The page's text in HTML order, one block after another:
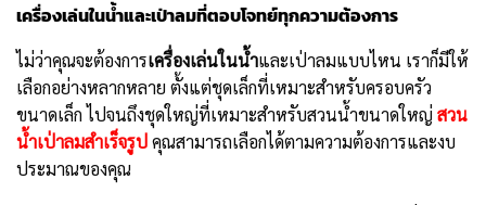
เครื่องเล่นในน้ำและเป่าลมที่ตอบโจทย์ทุกความต้องการ
ไม่ว่าคุณจะต้องการเครื่องเล่นในน้ำและเป่าลมแบบไหน เราก็มีให้
เลือกอย่างหลากหลาย ตั้งแต่ชุดเล็กที่เหมาะสำหรับครอบครัว
ขนาดเล็ก ไปจนถึงชุดใหญ่ที่เหมาะสำหรับสวนน้ำขนาดใหญ่ สวน
น้ำเป่าลมสำเร็จรูปคุณสามารถเลือกได้ตามความต้องการและงบ
ประมาณของคุณ